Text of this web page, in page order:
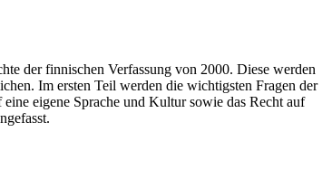
der finnischen Verfassung von 2000. Diese werden
Im ersten Teil werden die wichtigsten Fragen der
eigene Sprache und Kultur sowie das Recht auf